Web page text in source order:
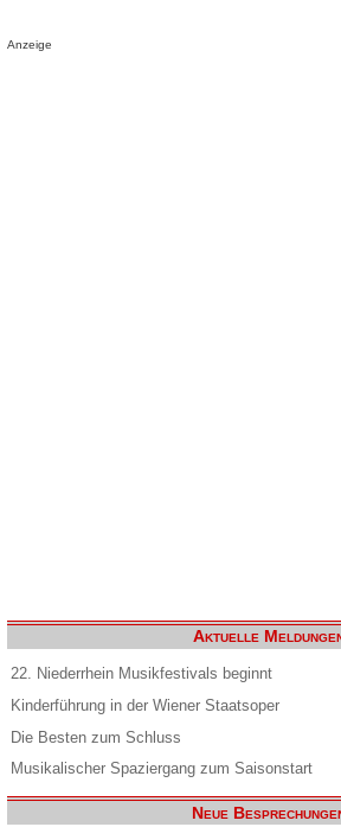
Anzeige
Aktuelle
22. Niederrhein Musikfestivals beginnt
Kinderführung in der Wiener Staatsoper
Die Besten zum Schluss
Musikalischer Spaziergang zum Saisonstart
Neue